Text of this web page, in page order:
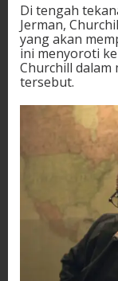
Di tengah
Jerman,
yang akan
ini menyoroti
Churchill
tersebut.